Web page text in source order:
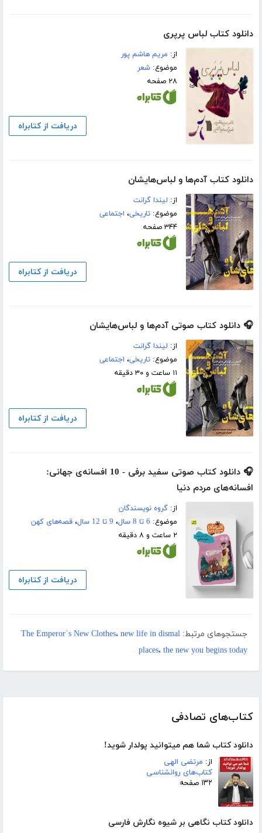
کتاب‌های تصادفی
دانلود کتاب شما هم میتوانید پولدار شوید!
از: مرتضی الهی
کتاب‌های روانشناسی
۱۳۲ صفحه
دانلود کتاب نگاهی بر شیوه نگارش فارسی
دانلود کتاب لباس پرپری
از: مریم هاشم پور
موضوع:شعر
۲۸ صفحه
دریافت از کتابراه
دانلود کتاب آدم‌ها و لباس‌هایشان
از: لیندا گرانت
موضوع:تاریخی، اجتماعی
۳۴۴ صفحه
دریافت از کتابراه
🎧 دانلود کتاب صوتی آدم‌ها و لباس‌هایشان
از: لیندا گرانت
موضوع:تاریخی، اجتماعی
۱۱ ساعت و ۳۰ دقیقه
دریافت از کتابراه
🎧 دانلود کتاب صوتی سفید برفی - 10 افسانه‌ی جهانی:
افسانه‌های مردم دنیا
از:گروه نویسندگان
موضوع: 6 تا 8 سال ، 9 تا 12 سال ،قصه‌های کهن
۲ ساعت و ۸ دقیقه
دریافت از کتابراه
جستجوهای مرتبط: The Emperor`s New Clothes، new life in dismal
places، the new you begins today